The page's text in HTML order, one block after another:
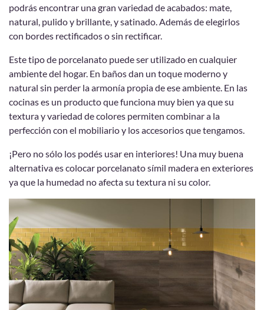
podrás encontrar una gran variedad de acabados: mate,
natural, pulido y brillante, y satinado. Además de elegirlos
con bordes rectificados o sin rectificar.
Este tipo de porcelanato puede ser utilizado en cualquier
ambiente del hogar. En baños dan un toque moderno y
natural sin perder la armonía propia de ese ambiente. En las
cocinas es un producto que funciona muy bien ya que su
textura y variedad de colores permiten combinar a la
perfección con el mobiliario y los accesorios que tengamos.
¡Pero no sólo los podés usar en interiores! Una muy buena
alternativa es colocar porcelanato símil madera en exteriores
ya que la humedad no afecta su textura ni su color.